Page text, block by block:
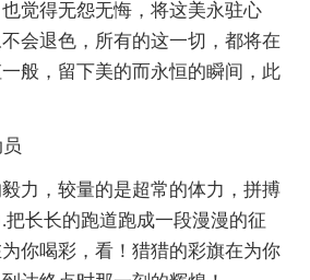
觉得无怨无悔，将这美永驻心
会退色，所有的这一切，都将在
般，留下美的而永恒的瞬间，此
力，较量的是超常的体力，拼搏
长长的跑道跑成一段漫漫的征
你喝彩，看！猎猎的彩旗在为你